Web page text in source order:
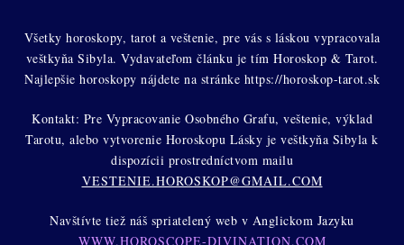
Všetky horoskopy, tarot a veštenie, pre vás s láskou vypracovala
veštkyňa Sibyla. Vydavateľom článku je tím Horoskop & Tarot.
Najlepšie horoskopy nájdete na stránke https://horoskop-tarot.sk
Kontakt: Pre Vypracovanie Osobného Grafu, veštenie, výklad
Tarotu, alebo vytvorenie Horoskopu Lásky je veštkyňa Sibyla k
dispozícii prostredníctvom mailu
VESTENIE.HOROSKOP@GMAIL.COM
Navštívte tiež náš spriatelený web v Anglickom Jazyku
WWW.HOROSCOPE-DIVINATION.COM